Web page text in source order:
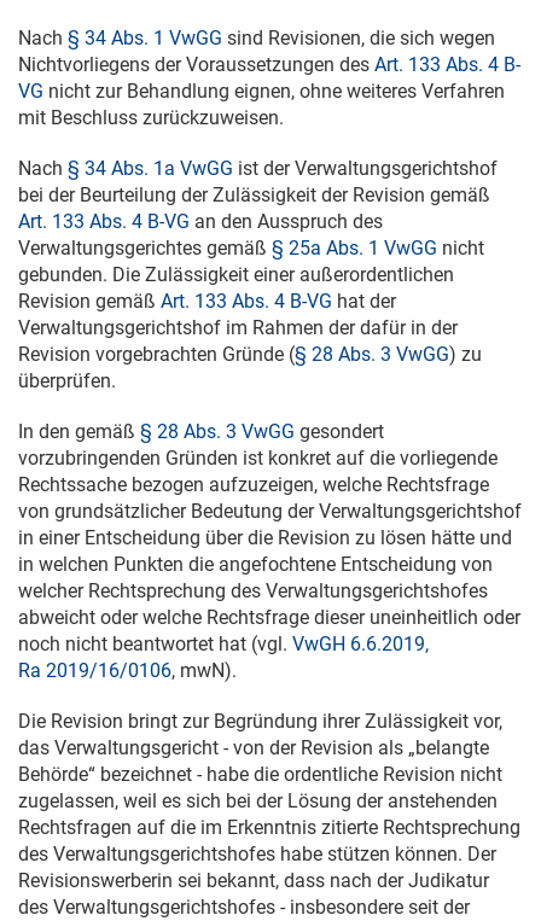
Nach § 34 Abs. 1 VwGG sind Revisionen, die sich wegen
Nichtvorliegens der Voraussetzungen des Art. 133 Abs. 4 B-
VG nicht zur Behandlung eignen, ohne weiteres Verfahren
mit Beschluss zurückzuweisen.
Nach § 34 Abs. 1a VwGG ist der Verwaltungsgerichtshof
bei der Beurteilung der Zulässigkeit der Revision gemäß
Art. 133 Abs. 4 B-VG an den Ausspruch des
Verwaltungsgerichtes gemäß § 25a Abs. 1 VwGG nicht
gebunden. Die Zulässigkeit einer außerordentlichen
Revision gemäß Art. 133 Abs. 4 B-VG hat der
Verwaltungsgerichtshof im Rahmen der dafür in der
Revision vorgebrachten Gründe (§ 28 Abs. 3 VwGG) zu
überprüfen.
In den gemäß § 28 Abs. 3 VwGG gesondert
vorzubringenden Gründen ist konkret auf die vorliegende
Rechtssache bezogen aufzuzeigen, welche Rechtsfrage
von grundsätzlicher Bedeutung der Verwaltungsgerichtshof
in einer Entscheidung über die Revision zu lösen hätte und
in welchen Punkten die angefochtene Entscheidung von
welcher Rechtsprechung des Verwaltungsgerichtshofes
abweicht oder welche Rechtsfrage dieser uneinheitlich oder
noch nicht beantwortet hat (vgl. VwGH 6.6.2019,
Ra 2019/16/0106, mwN).
Die Revision bringt zur Begründung ihrer Zulässigkeit vor,
das Verwaltungsgericht - von der Revision als „belangte
Behörde“ bezeichnet - habe die ordentliche Revision nicht
zugelassen, weil es sich bei der Lösung der anstehenden
Rechtsfragen auf die im Erkenntnis zitierte Rechtsprechung
des Verwaltungsgerichtshofes habe stützen können. Der
Revisionswerberin sei bekannt, dass nach der Judikatur
des Verwaltungsgerichtshofes - insbesondere seit der